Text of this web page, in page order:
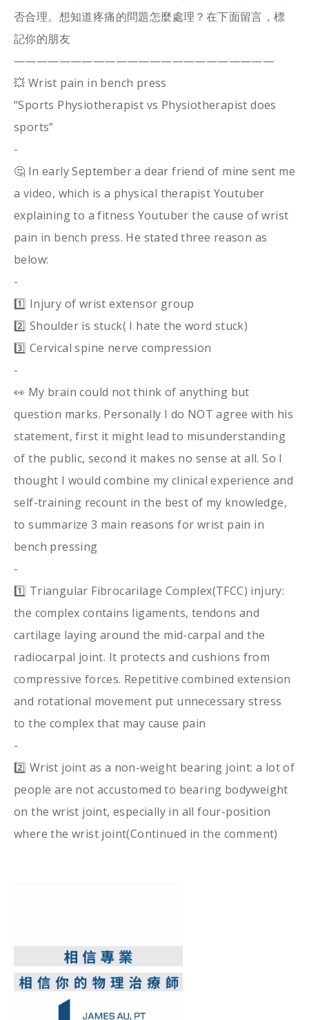
否合理。想知道疼痛的問題怎麼處理？在下面留言，標
記你的朋友
———————————————————————
💥 Wrist pain in bench press
“Sports Physiotherapist vs Physiotherapist does
sports”
-
🤔 In early September a dear friend of mine sent me
a video, which is a physical therapist Youtuber
explaining to a fitness Youtuber the cause of wrist
pain in bench press. He stated three reason as
below:
-
1️⃣ Injury of wrist extensor group
2️⃣ Shoulder is stuck( I hate the word stuck)
3️⃣ Cervical spine nerve compression
-
👀 My brain could not think of anything but
question marks. Personally I do NOT agree with his
statement, first it might lead to misunderstanding
of the public, second it makes no sense at all. So I
thought I would combine my clinical experience and
self-training recount in the best of my knowledge,
to summarize 3 main reasons for wrist pain in
bench pressing
-
1️⃣ Triangular Fibrocarilage Complex(TFCC) injury:
the complex contains ligaments, tendons and
cartilage laying around the mid-carpal and the
radiocarpal joint. It protects and cushions from
compressive forces. Repetitive combined extension
and rotational movement put unnecessary stress
to the complex that may cause pain
-
2️⃣ Wrist joint as a non-weight bearing joint: a lot of
people are not accustomed to bearing bodyweight
on the wrist joint, especially in all four-position
where the wrist joint(Continued in the comment)